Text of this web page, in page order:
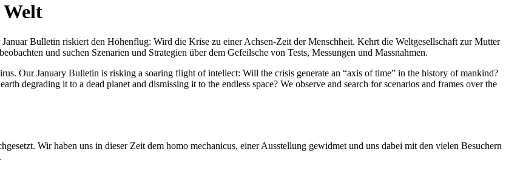
Welt
Bulletin riskiert den Höhenflug: Wird die Krise zu einer Achsen-Zeit der Menschheit. Kehrt die Weltgesellschaft zur Mutter
und suchen Szenarien und Strategien über dem Gefeilsche von Tests, Messungen und Massnahmen.
Our January Bulletin is risking a soaring flight of intellect: Will the crisis generate an “axis of time” in the history of mankind?
degrading it to a dead planet and dismissing it to the endless space? We observe and search for scenarios and frames over the
Wir haben uns in dieser Zeit dem homo mechanicus, einer Ausstellung gewidmet und uns dabei mit den vielen Besuchern